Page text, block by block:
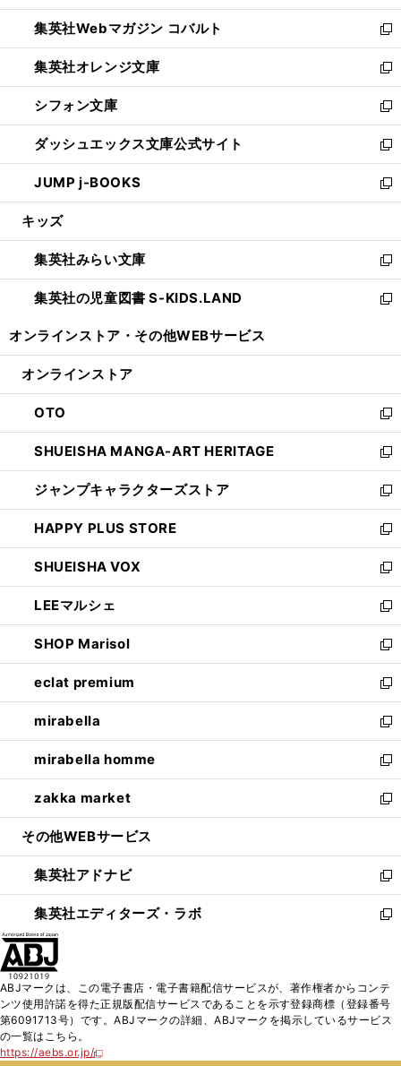
開
く
ウ
で
開
く
ン
ド
ウ
で
開
く
ウ
ィ
ン
ド
ウ
で
開
く
集英社Webマガジン コバルト
新
し
い
ウ
ィ
ン
ド
ウ
で
開
集英社オレンジ文庫
新
し
い
ウ
ィ
ン
ド
ウ
開
く
シフォン文庫
新
し
い
ウ
ィ
ン
ウ
で
開
く
ダッシュエックス文庫公式サイト
新
し
い
ウ
ン
ド
ウ
で
JUMP j-BOOKS
新
し
ウ
ィ
ン
ド
開
キッズ
集英社みらい文庫
新
し
い
ン
ウ
で
開
く
集英社の児童図書 S-KIDS.LAND
新
ウ
ン
ド
ウ
で
開
く
オンラインストア・ その他WEBサービス
オンラインストア
OTO
新
し
い
ウ
ィ
ン
ド
ウ
で
開
く
SHUEISHA MANGA-ART HERITAGE
新
し
い
ウ
ィ
ン
ド
ウ
で
開
く
ジャンプキャラクターズストア
新
し
い
ウ
ィ
ン
ド
ウ
で
開
く
HAPPY PLUS STORE
新
し
い
ウ
ィ
ン
ド
ウ
で
開
く
SHUEISHA VOX
新
し
い
ウ
ィ
ン
ド
ウ
で
開
く
LEEマルシェ
新
し
い
ウ
ィ
ン
ド
ウ
で
開
く
SHOP Marisol
新
し
い
ウ
ィ
ン
ド
ウ
で
開
eclat premium
新
し
い
ウ
ィ
ン
ド
ウ
開
く
mirabella
新
し
い
ウ
ィ
ン
ウ
で
開
く
mirabella homme
新
し
い
ウ
ン
ド
ウ
で
zakka market
新
し
ウ
ィ
ン
ド
く
その他WEBサービス
集英社アドナビ
新
し
い
ド
ウ
で
集英社エディターズ・ラボ
新
ィ
ン
ABJマークは、この電子書店・電子書籍配信サービスが、著作権者からコンテ
ンツ使用許諾を得た正規版配信サービスであることを示す登録商標（登録番号
第6091713号）です。ABJマークの詳細、ABJマークを掲示しているサービス
の一覧はこちら。
https://aebs.or.jp/
新